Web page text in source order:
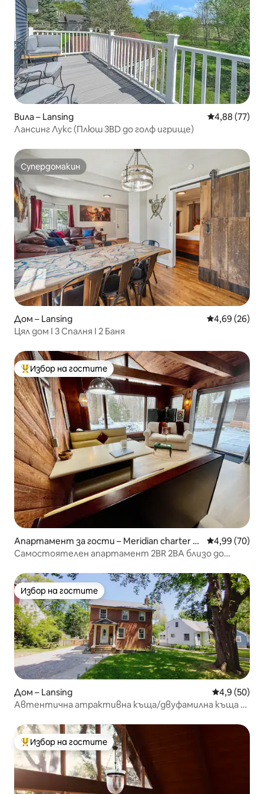
Вила – Lansing Средна
4,88 (77)
Лансинг Лукс (Плюш 3BD до голф игрище)
Супердомакин
Супердомакин
Дом – Lansing Средна
4,69 (26)
Цял дом I 3 Спалня I 2 Баня
Най-популярен избор на гостите
Избор на гостите
Апартамент за гости – Meridian charter T
ownship
Средна
4,99 (70)
Самостоятелен апартамент 2BR 2BA близо до
Избор на гостите
Избор на гостите
Дом – Lansing Средна
4,9 (50)
Автентична атрактивна къща/двуфамилна къща 3
Най-популярен избор на гостите
Избор на гостите